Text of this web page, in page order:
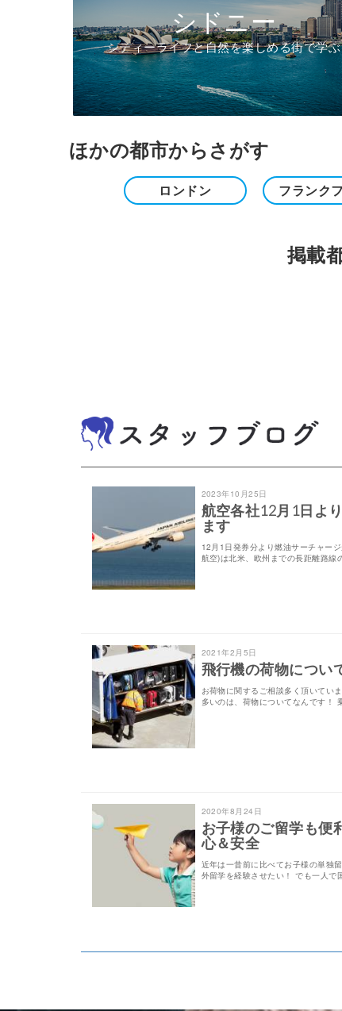
シドニー
シティーライフと自然を楽しめる街で学ぶ
ほかの都市からさがす
ロンドン フランク
掲載
2023年10月25日
航空各社12月1日よ
ます
12月1日発券分より燃油サーチャー
航空)は北米、欧州までの長距離路線
2021年2月5日
飛行機の荷物につい
お荷物に関するご相談多く頂いてい
多いのは、荷物についてなんです！
2020年8月24日
お子様のご留学も便
心＆安全
近年は一昔前に比べてお子様の単独
外留学を経験させたい！ でも一人で